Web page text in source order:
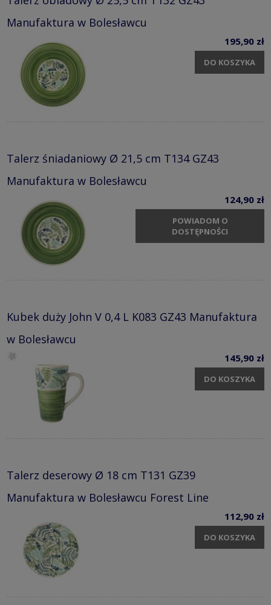
Manufaktura w Bolesławcu
195,90 zł
DO KOSZYKA
Talerz śniadaniowy Ø 21,5 cm T134 GZ43
Manufaktura w Bolesławcu
124,90 zł
POWIADOM O
DOSTĘPNOŚCI
Kubek duży John V 0,4 L K083 GZ43 Manufaktura
w Bolesławcu
145,90 zł
DO KOSZYKA
Talerz deserowy Ø 18 cm T131 GZ39
Manufaktura w Bolesławcu Forest Line
112,90 zł
DO KOSZYKA